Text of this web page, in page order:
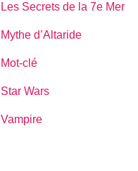
Les Secrets de la 7e Mer
Mythe d’Altaride
Mot-clé
Star Wars
Vampire